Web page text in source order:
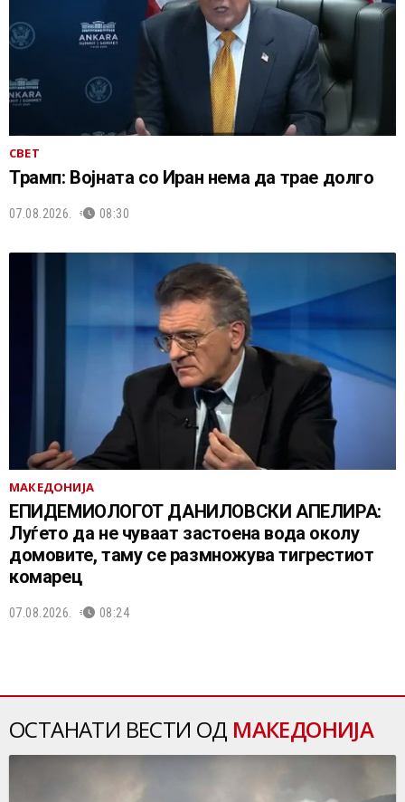
СВЕТ
Трамп: Војната со Иран нема да трае долго
07.08.2026. 08:30
МАКЕДОНИЈА
EПИДЕМИОЛОГОТ ДАНИЛОВСКИ АПЕЛИРА:
Луѓето да не чуваат застоена вода околу
домовите, таму се размножува тигрестиот
комарец
07.08.2026. 08:24
ОСТАНАТИ ВЕСТИ ОД МАКЕДОНИЈА